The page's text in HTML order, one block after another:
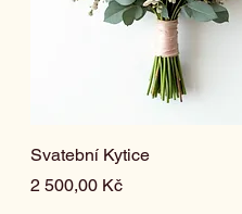
Svatební Kytice
Cena
2 500,00 Kč